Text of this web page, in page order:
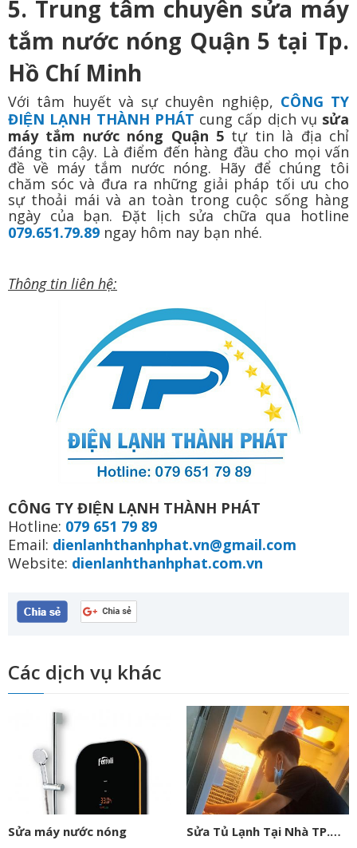
5. Trung tâm chuyên sửa máy
tắm nước nóng Quận 5 tại Tp.
Hồ Chí Minh
Với tâm huyết và sự chuyên nghiệp, CÔNG TY
ĐIỆN LẠNH THÀNH PHÁT cung cấp dịch vụ sửa
máy tắm nước nóng Quận 5 tự tin là địa chỉ
đáng tin cậy. Là điểm đến hàng đầu cho mọi vấn
đề về máy tắm nước nóng. Hãy để chúng tôi
chăm sóc và đưa ra những giải pháp tối ưu cho
sự thoải mái và an toàn trong cuộc sống hàng
ngày của bạn. Đặt lịch sửa chữa qua hotline
079.651.79.89 ngay hôm nay bạn nhé.
Thông tin liên hệ:
CÔNG TY ĐIỆN LẠNH THÀNH PHÁT
Hotline: 079 651 79 89
Email: dienlanhthanhphat.vn@gmail.com
Website: dienlanhthanhphat.com.vn
Các dịch vụ khác
Sửa máy nước nóng
Sửa Tủ Lạnh Tại Nhà TP.HCM